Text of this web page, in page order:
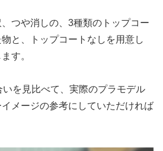
つや消しの、3種類のトップコー
と、トップコートなしを用意し
す。
を見比べて、実際のプラモデル
メージの参考にしていただければ